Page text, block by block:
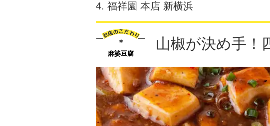
4. 福祥園 本店 新横浜
麻婆豆腐
山椒が決め手！